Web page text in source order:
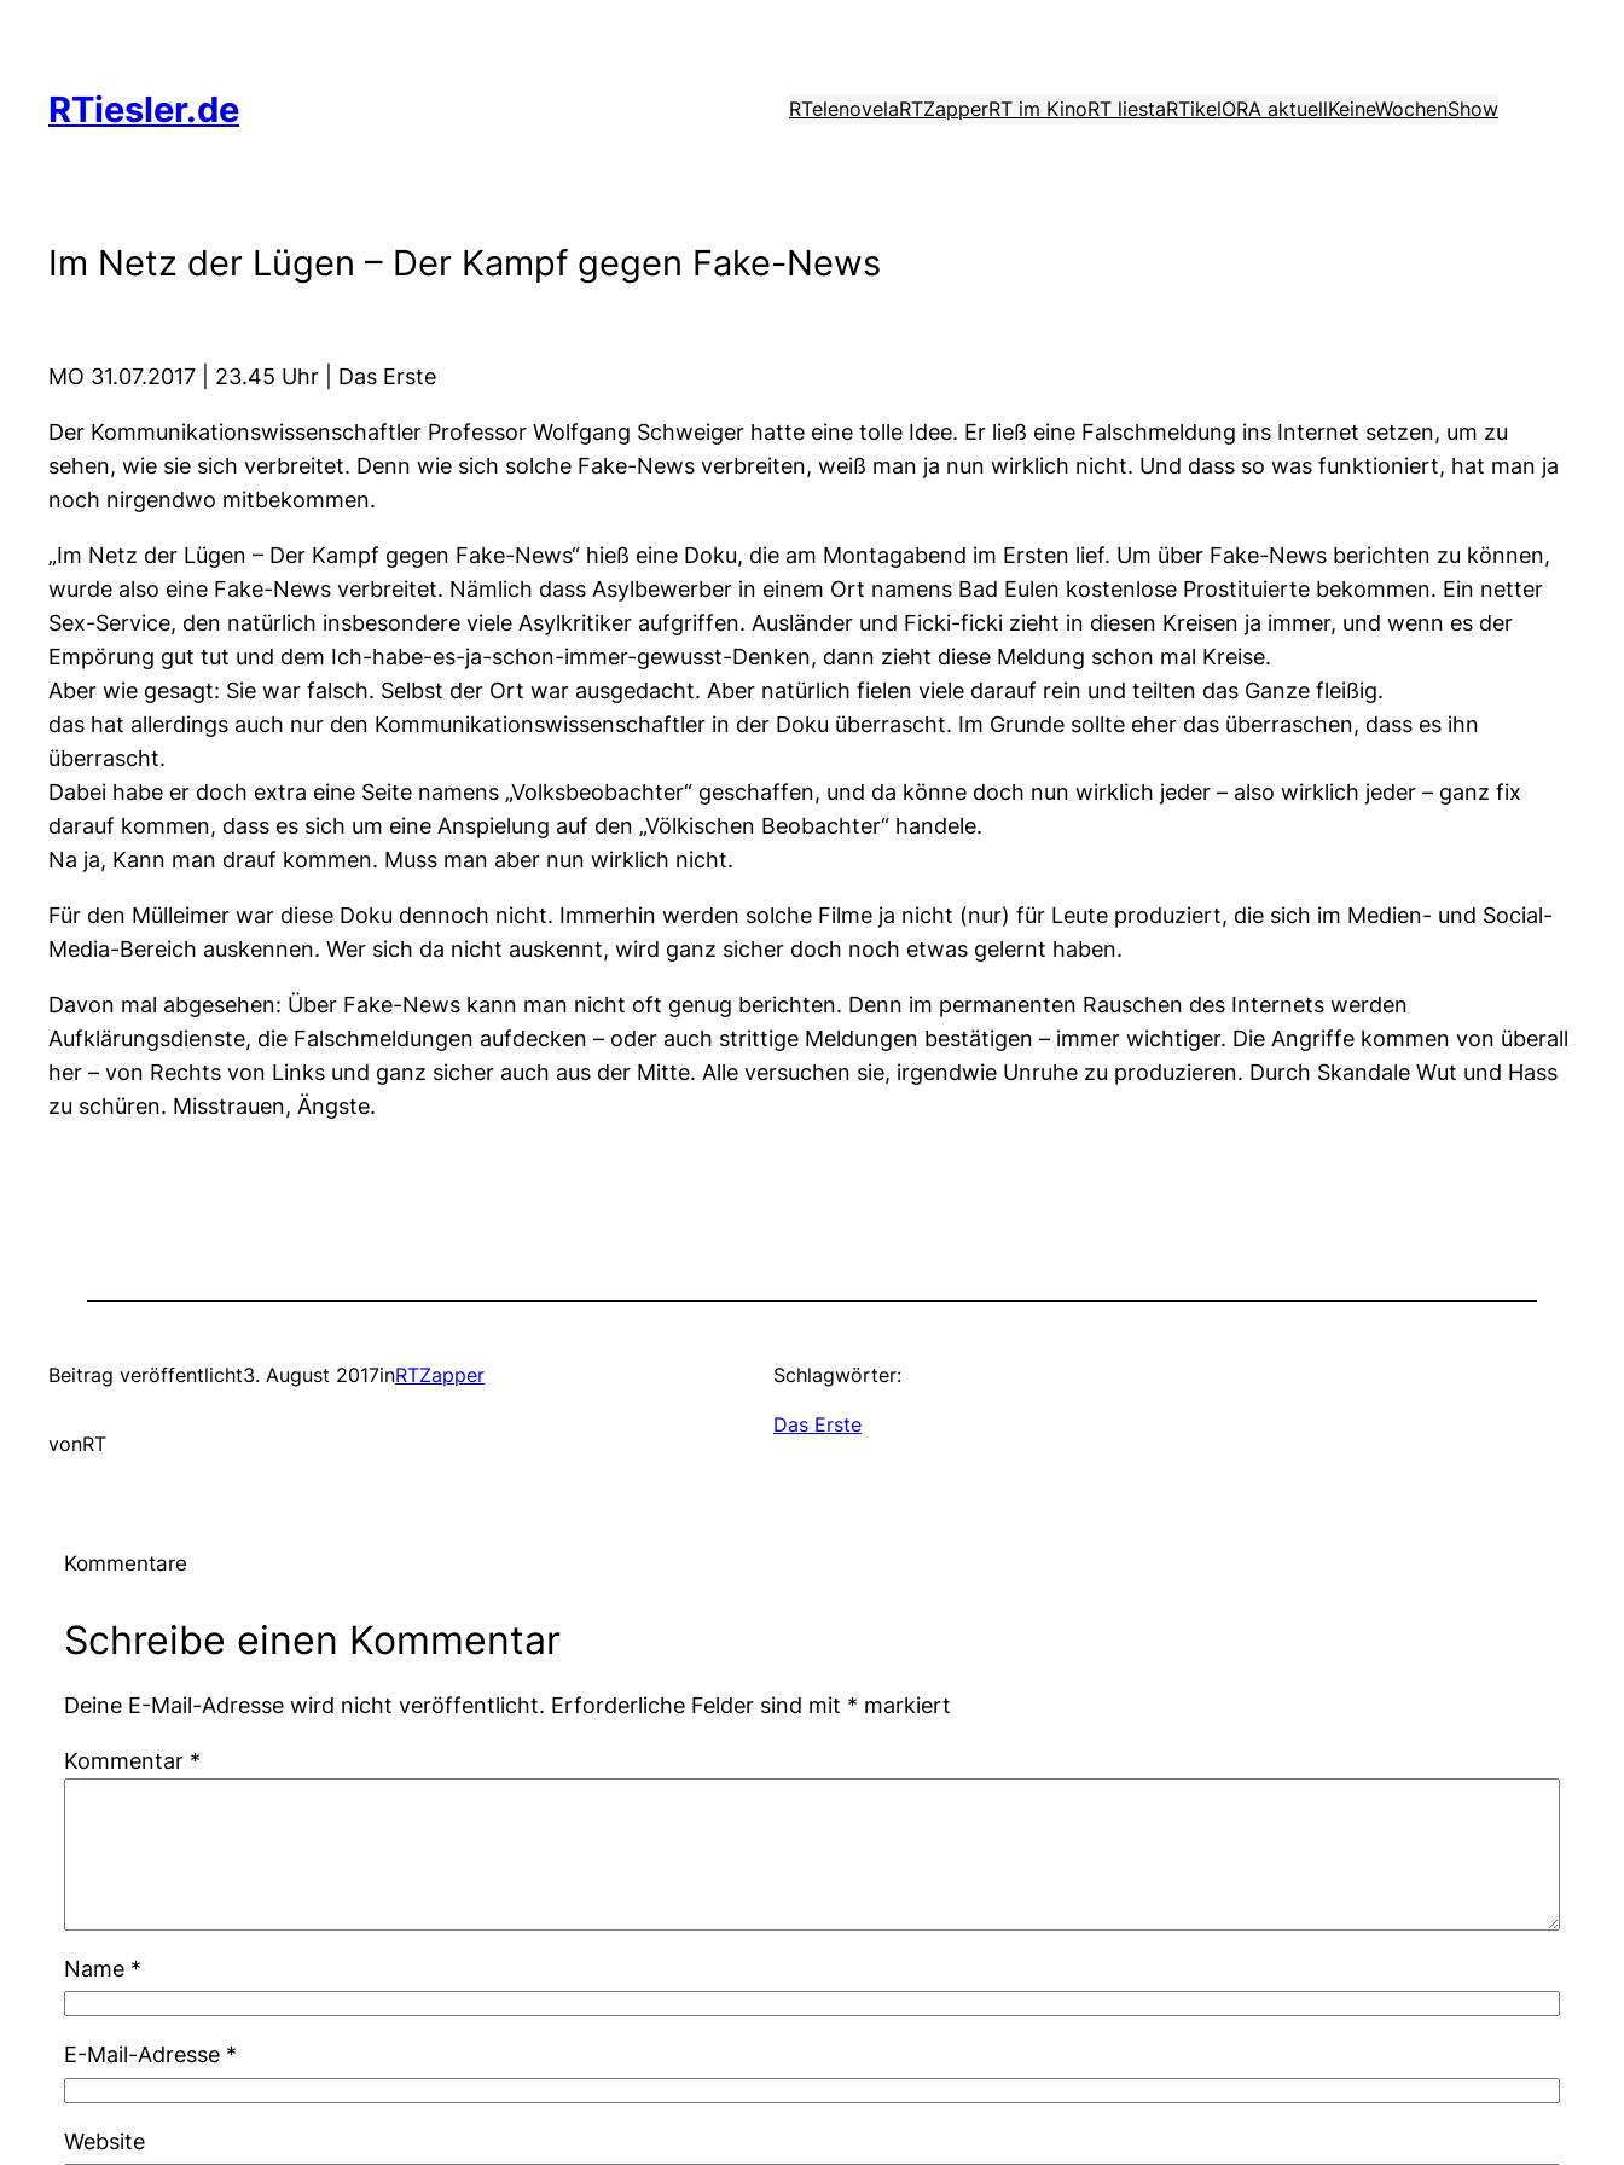
springen
RTiesler.de RTelenovelaRTZapperRT im KinoRT liestaRTikelORA aktuellKeineWochenShow
Im Netz der Lügen – Der Kampf gegen Fake-News
MO 31.07.2017 | 23.45 Uhr | Das Erste
Der Kommunikationswissenschaftler Professor Wolfgang Schweiger hatte eine tolle Idee. Er ließ eine Falschmeldung ins Internet setzen, um zu
sehen, wie sie sich verbreitet. Denn wie sich solche Fake-News verbreiten, weiß man ja nun wirklich nicht. Und dass so was funktioniert, hat man ja
noch nirgendwo mitbekommen.
„Im Netz der Lügen – Der Kampf gegen Fake-News“ hieß eine Doku, die am Montagabend im Ersten lief. Um über Fake-News berichten zu können,
wurde also eine Fake-News verbreitet. Nämlich dass Asylbewerber in einem Ort namens Bad Eulen kostenlose Prostituierte bekommen. Ein netter
Sex-Service, den natürlich insbesondere viele Asylkritiker aufgriffen. Ausländer und Ficki-ficki zieht in diesen Kreisen ja immer, und wenn es der
Empörung gut tut und dem Ich-habe-es-ja-schon-immer-gewusst-Denken, dann zieht diese Meldung schon mal Kreise.
Aber wie gesagt: Sie war falsch. Selbst der Ort war ausgedacht. Aber natürlich fielen viele darauf rein und teilten das Ganze fleißig.
das hat allerdings auch nur den Kommunikationswissenschaftler in der Doku überrascht. Im Grunde sollte eher das überraschen, dass es ihn
überrascht.
Dabei habe er doch extra eine Seite namens „Volksbeobachter“ geschaffen, und da könne doch nun wirklich jeder – also wirklich jeder – ganz fix
darauf kommen, dass es sich um eine Anspielung auf den „Völkischen Beobachter“ handele.
Na ja, Kann man drauf kommen. Muss man aber nun wirklich nicht.
Für den Mülleimer war diese Doku dennoch nicht. Immerhin werden solche Filme ja nicht (nur) für Leute produziert, die sich im Medien- und Social-
Media-Bereich auskennen. Wer sich da nicht auskennt, wird ganz sicher doch noch etwas gelernt haben.
Davon mal abgesehen: Über Fake-News kann man nicht oft genug berichten. Denn im permanenten Rauschen des Internets werden
Aufklärungsdienste, die Falschmeldungen aufdecken – oder auch strittige Meldungen bestätigen – immer wichtiger. Die Angriffe kommen von überall
her – von Rechts von Links und ganz sicher auch aus der Mitte. Alle versuchen sie, irgendwie Unruhe zu produzieren. Durch Skandale Wut und Hass
zu schüren. Misstrauen, Ängste.
Beitrag veröffentlicht3. August 2017inRTZapper
vonRT
Schlagwörter:
Das Erste
Kommentare
Schreibe einen Kommentar
Deine E-Mail-Adresse wird nicht veröffentlicht. Erforderliche Felder sind mit * markiert
Kommentar *
Name *
E-Mail-Adresse *
Website